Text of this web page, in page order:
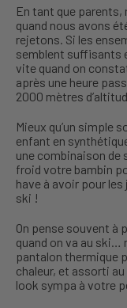
En tant que
quand nous avons
rejetons. Si les
semblent suffisants
vite quand on
après une heure
2000 mètres
Mieux qu’un simple
enfant en
une combinaison de
froid votre bambin
have à avoir pour
ski !
On pense souvent à
quand on va au ski…
pantalon thermique
chaleur, et assorti
look sympa à votre